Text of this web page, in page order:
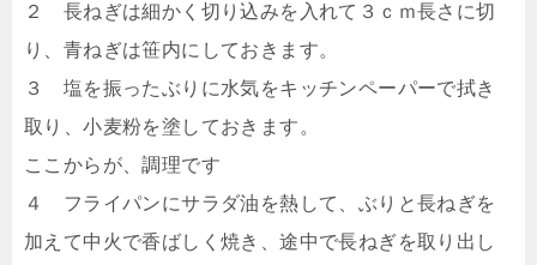
２ 長ねぎは細かく切り込みを入れて３ｃｍ長さに切
り、青ねぎは笹内にしておきます。
３ 塩を振ったぶりに水気をキッチンペーパーで拭き
取り、小麦粉を塗しておきます。
ここからが、調理です
４ フライパンにサラダ油を熱して、ぶりと長ねぎを
加えて中火で香ばしく焼き、途中で長ねぎを取り出し